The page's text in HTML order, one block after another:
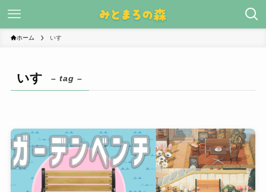
ホーム いす
いす – tag –